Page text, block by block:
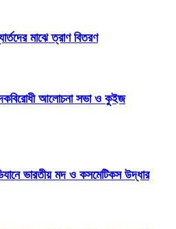
মাঝে ত্রাণ বিতরণ
আলোচনা সভা ও কুইজ
ভারতীয় মদ ও কসমেটিকস উদ্ধার